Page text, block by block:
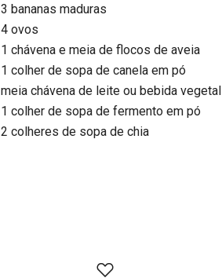
3 bananas maduras
4 ovos
1 chávena e meia de flocos de aveia
1 colher de sopa de canela em pó
meia chávena de leite ou bebida vegetal
1 colher de sopa de fermento em pó
2 colheres de sopa de chia